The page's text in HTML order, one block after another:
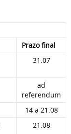
Prazo final
31.07
ad
referendum
14 a 21.08
21.08